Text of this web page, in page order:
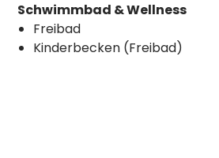
Schwimmbad & Wellness
Freibad
Kinderbecken (Freibad)